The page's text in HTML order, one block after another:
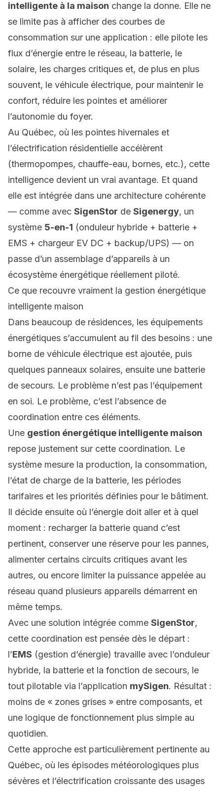
intelligente à la maison change la donne. Elle ne
se limite pas à afficher des courbes de
consommation sur une application : elle pilote les
flux d’énergie entre le réseau, la batterie, le
solaire, les charges critiques et, de plus en plus
souvent, le véhicule électrique, pour maintenir le
confort, réduire les pointes et améliorer
l’autonomie du foyer.
Au Québec, où les pointes hivernales et
l’électrification résidentielle accélèrent
(thermopompes, chauffe-eau, bornes, etc.), cette
intelligence devient un vrai avantage. Et quand
elle est intégrée dans une architecture cohérente
— comme avec SigenStor de Sigenergy, un
système 5-en-1 (onduleur hybride + batterie +
EMS + chargeur EV DC + backup/UPS) — on
passe d’un assemblage d’appareils à un
écosystème énergétique réellement piloté.
Ce que recouvre vraiment la gestion énergétique
intelligente maison
Dans beaucoup de résidences, les équipements
énergétiques s’accumulent au fil des besoins : une
borne de véhicule électrique est ajoutée, puis
quelques panneaux solaires, ensuite une batterie
de secours. Le problème n’est pas l’équipement
en soi. Le problème, c’est l’absence de
coordination entre ces éléments.
Une gestion énergétique intelligente maison
repose justement sur cette coordination. Le
système mesure la production, la consommation,
l’état de charge de la batterie, les périodes
tarifaires et les priorités définies pour le bâtiment.
Il décide ensuite où l’énergie doit aller et à quel
moment : recharger la batterie quand c’est
pertinent, conserver une réserve pour les pannes,
alimenter certains circuits critiques avant les
autres, ou encore limiter la puissance appelée au
réseau quand plusieurs appareils démarrent en
même temps.
Avec une solution intégrée comme SigenStor,
cette coordination est pensée dès le départ :
l’EMS (gestion d’énergie) travaille avec l’onduleur
hybride, la batterie et la fonction de secours, le
tout pilotable via l’application mySigen. Résultat :
moins de « zones grises » entre composants, et
une logique de fonctionnement plus simple au
quotidien.
Cette approche est particulièrement pertinente au
Québec, où les épisodes météorologiques plus
sévères et l’électrification croissante des usages